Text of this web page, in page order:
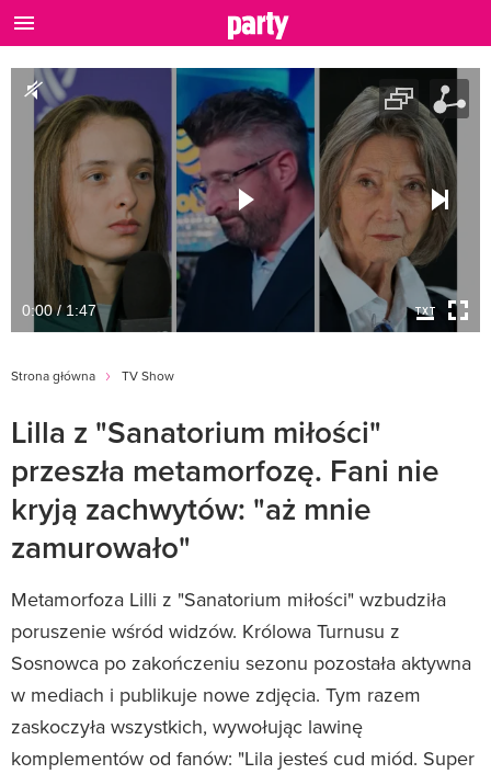
0:00 / 1:47
Strona główna TV Show
Lilla z "Sanatorium miłości"
przeszła metamorfozę. Fani nie
kryją zachwytów: "aż mnie
zamurowało"
Metamorfoza Lilli z "Sanatorium miłości" wzbudziła
poruszenie wśród widzów. Królowa Turnusu z
Sosnowca po zakończeniu sezonu pozostała aktywna
w mediach i publikuje nowe zdjęcia. Tym razem
zaskoczyła wszystkich, wywołując lawinę
komplementów od fanów: "Lila jesteś cud miód. Super